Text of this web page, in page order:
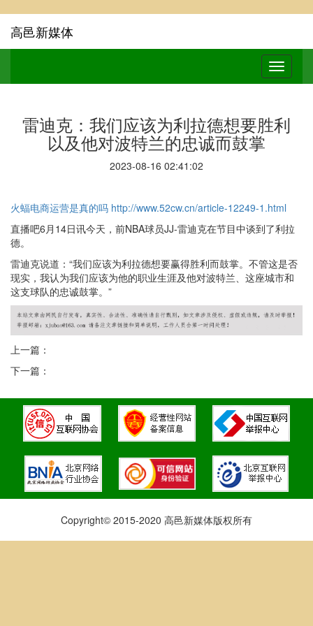
高邑新媒体
雷迪克：我们应该为利拉德想要胜利
以及他对波特兰的忠诚而鼓掌
2023-08-16 02:41:02
火蝠电商运营是真的吗 http://www.52cw.cn/article-12249-1.html
直播吧6月14日讯今天，前NBA球员JJ-雷迪克在节目中谈到了利拉
德。
雷迪克说道：“我们应该为利拉德想要赢得胜利而鼓掌。不管这是否
现实，我认为我们应该为他的职业生涯及他对波特兰、这座城市和
这支球队的忠诚鼓掌。”
上一篇：
下一篇：
Copyright© 2015-2020 高邑新媒体版权所有